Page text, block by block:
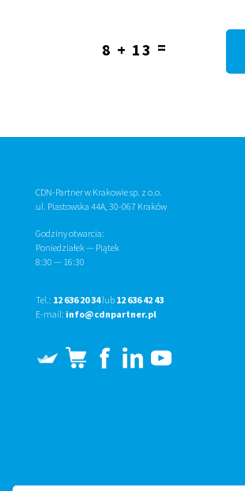
8 + 13 =
CDN-Partner w Krakowie sp. z o.o.
ul. Piastowska 44A, 30-067 Kraków
Godziny otwarcia:
Poniedziałek — Piątek
8:30 — 16:30
Tel.: 12 636 20 34 lub 12 636 42 43
E-mail: info@cdnpartner.pl